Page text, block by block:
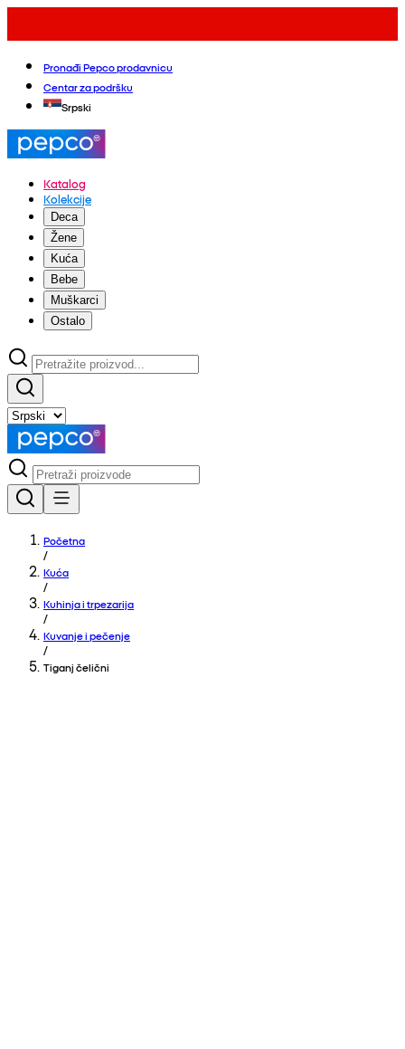
Pronađi Pepco prodavnicu
Centar za podršku
Srpski
Katalog
Kolekcije
Deca
Žene
Kuća
Bebe
Muškarci
Ostalo
Početna
/
Kuća
/
Kuhinja i trpezarija
/
Kuvanje i pečenje
/
Tiganj čelični